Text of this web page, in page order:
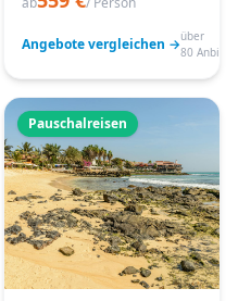
Angebote vergleichen →über
80
Pauschalreisen